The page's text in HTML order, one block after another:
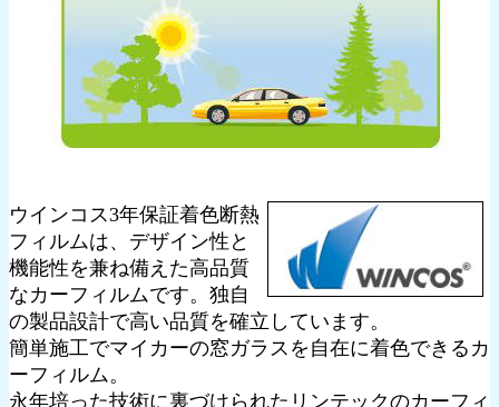
ウインコス3年保証着色断熱
フィルムは、デザイン性と
機能性を兼ね備えた高品質
なカーフィルムです。独自
の製品設計で高い品質を確立しています。
簡単施工でマイカーの窓ガラスを自在に着色できるカ
ーフィルム。
永年培った技術に裏づけられたリンテックのカーフィ